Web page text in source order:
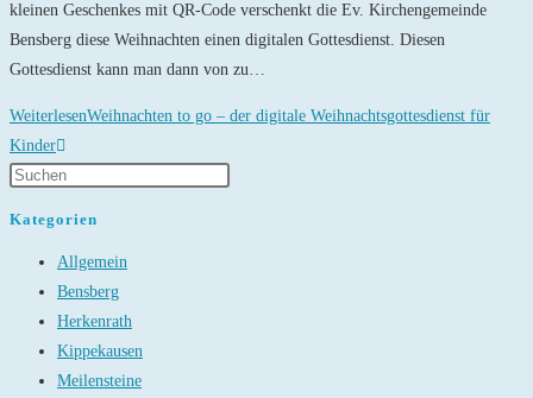
kleinen Geschenkes mit QR-Code verschenkt die Ev. Kirchengemeinde
Bensberg diese Weihnachten einen digitalen Gottesdienst. Diesen
Gottesdienst kann man dann von zu…
WeiterlesenWeihnachten to go – der digitale Weihnachtsgottesdienst für
Kinder
Kategorien
Allgemein
Bensberg
Herkenrath
Kippekausen
Meilensteine